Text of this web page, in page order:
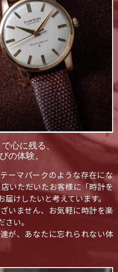
心に残る、
の体験。
ーマパークのような存在にな
いただいたお客様に「時計を
けしたいと考えています。
いません、お気軽に時計を楽
い。
が、あなたに忘れられない体